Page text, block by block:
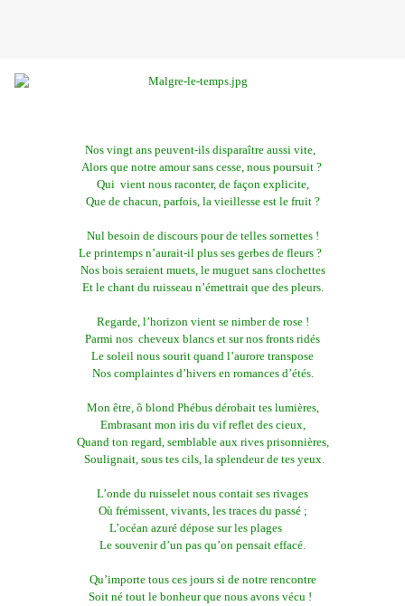
Nos vingt ans peuvent-ils disparaître aussi vite,
Alors que notre amour sans cesse, nous poursuit ?
Qui vient nous raconter, de façon explicite,
Que de chacun, parfois, la vieillesse est le fruit ?
Nul besoin de discours pour de telles sornettes !
Le printemps n’aurait-il plus ses gerbes de fleurs ?
Nos bois seraient muets, le muguet sans clochettes
Et le chant du ruisseau n’émettrait que des pleurs.
Regarde, l’horizon vient se nimber de rose !
Parmi nos cheveux blancs et sur nos fronts ridés
Le soleil nous sourit quand l’aurore transpose
Nos complaintes d’hivers en romances d’étés.
Mon être, ô blond Phébus dérobait tes lumières,
Embrasant mon iris du vif reflet des cieux,
Quand ton regard, semblable aux rives prisonnières,
Soulignait, sous tes cils, la splendeur de tes yeux.
L’onde du ruisselet nous contait ses rivages
Où frémissent, vivants, les traces du passé ;
L’océan azuré dépose sur les plages
Le souvenir d’un pas qu’on pensait effacé.
Qu’importe tous ces jours si de notre rencontre
Soit né tout le bonheur que nous avons vécu !